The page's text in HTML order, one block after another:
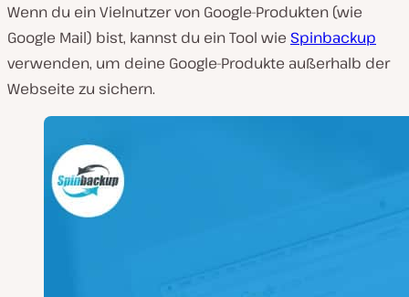
Wenn du ein Vielnutzer von Google-Produkten (wie
Google Mail) bist, kannst du ein Tool wie Spinbackup
verwenden, um deine Google-Produkte außerhalb der
Webseite zu sichern.